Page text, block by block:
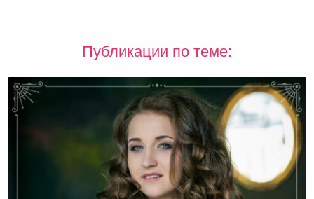
Публикации по теме: